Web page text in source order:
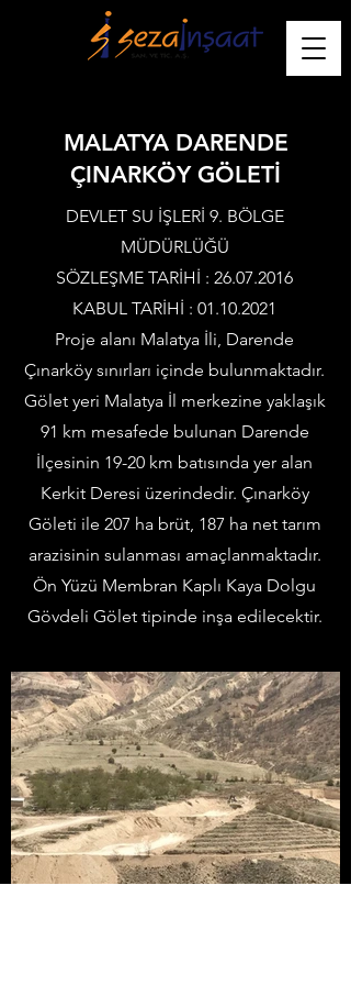
MALATYA DARENDE
ÇINARKÖY GÖLETİ
DEVLET SU İŞLERİ 9. BÖLGE
MÜDÜRLÜĞÜ
SÖZLEŞME TARİHİ : 26.07.2016
KABUL TARİHİ : 01.10.2021
Proje alanı Malatya İli, Darende
Çınarköy sınırları içinde bulunmaktadır.
Gölet yeri Malatya İl merkezine yaklaşık
91 km mesafede bulunan Darende
İlçesinin 19-20 km batısında yer alan
Kerkit Deresi üzerindedir. Çınarköy
Göleti ile 207 ha brüt, 187 ha net tarım
arazisinin sulanması amaçlanmaktadır.
Ön Yüzü Membran Kaplı Kaya Dolgu
Gövdeli Gölet tipinde inşa edilecektir.